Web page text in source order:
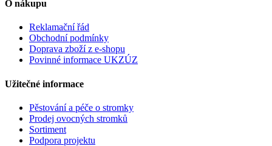
O nákupu
Reklamační řád
Obchodní podmínky
Doprava zboží z e-shopu
Povinné informace UKZÚZ
Užitečné informace
Pěstování a péče o stromky
Prodej ovocných stromků
Sortiment
Podpora projektu